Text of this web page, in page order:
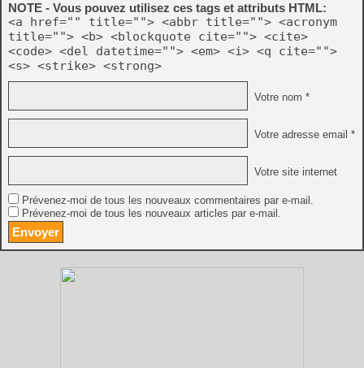
NOTE - Vous pouvez utilisez ces tags et attributs HTML:
<a href="" title=""> <abbr title=""> <acronym
title=""> <b> <blockquote cite=""> <cite>
<code> <del datetime=""> <em> <i> <q cite="">
<s> <strike> <strong>
Votre nom *
Votre adresse email *
Votre site internet
Prévenez-moi de tous les nouveaux commentaires par e-mail.
Prévenez-moi de tous les nouveaux articles par e-mail.